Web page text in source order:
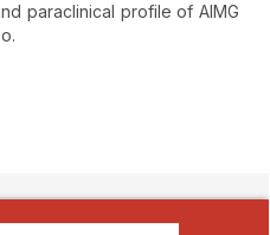
paraclinical profile of AIMG